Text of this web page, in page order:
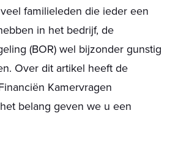
familieleden die ieder een
in het bedrijf, de
(BOR) wel bijzonder gunstig
Over dit artikel heeft de
Kamervragen
belang geven we u een